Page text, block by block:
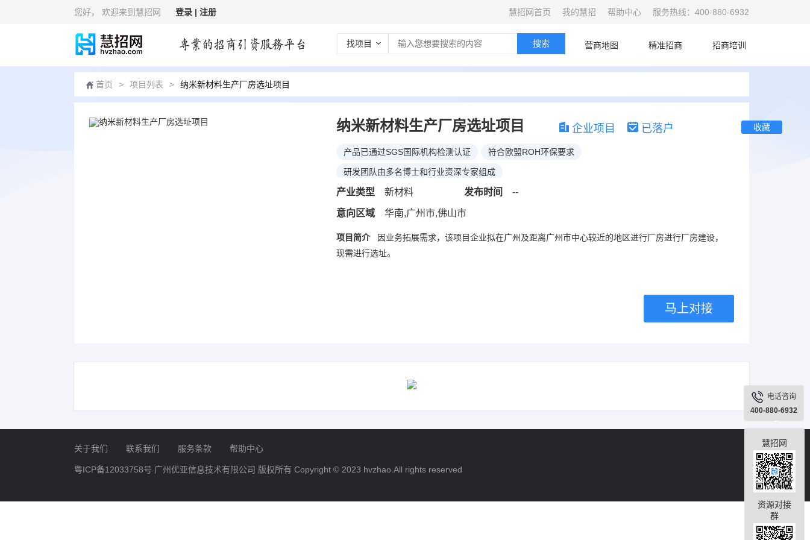
您好， 欢迎来到慧招网 登录 | 注册 慧招网首页 我的慧招 帮助中心 服务热线：400-880-6932
首页 营商地图 精准招商 招商培训
找项目 搜索
首页 > 项目列表 > 纳米新材料生产厂房选址项目
纳米新材料生产厂房选址项目 企业项目 已落户 收藏
产品已通过SGS国际机构检测认证 符合欧盟ROH环保要求
研发团队由多名博士和行业资深专家组成
产业类型 新材料 发布时间 --
意向区域 华南,广州市,佛山市
项目简介
因业务拓展需求，该项目企业拟在广州及距离广州市中心较近的地区进行厂房进行厂房建设，
现需进行选址。
马上对接
电话咨询
400-880-6932
慧招网
资源对接
群
关于我们 联系我们 服务条款 帮助中心
粤ICP备12033758号 广州优亚信息技术有限公司 版权所有 Copyright © 2023 hvzhao.All rights reserved